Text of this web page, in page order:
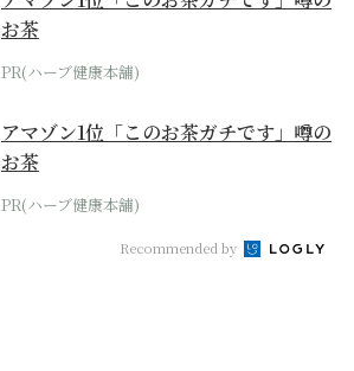
お茶
PR(ハーブ健康本舗)
アマゾン1位「このお茶ガチです」噂の
お茶
PR(ハーブ健康本舗)
Recommended by